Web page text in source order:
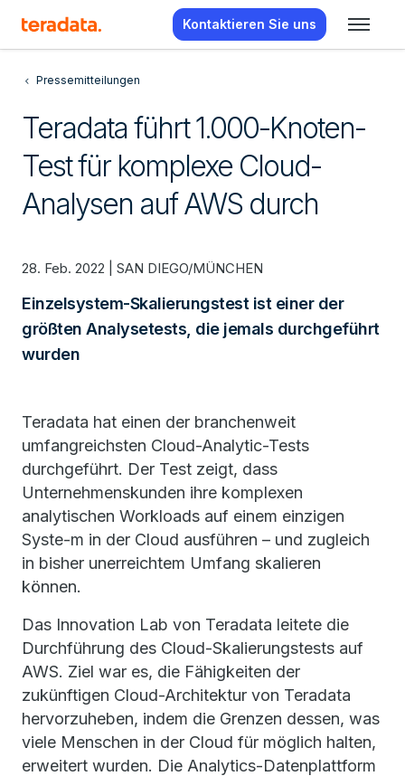
Kontaktieren Sie uns
Pressemitteilungen
Teradata führt 1.000-Knoten-
Test für komplexe Cloud-
Analysen auf AWS durch
28. Feb. 2022 | SAN DIEGO/MÜNCHEN
Einzelsystem-Skalierungstest ist einer der
größten Analysetests, die jemals durchgeführt
wurden
Teradata hat einen der branchenweit
umfangreichsten Cloud-Analytic-Tests
durchgeführt. Der Test zeigt, dass
Unternehmenskunden ihre komplexen
analytischen Workloads auf einem einzigen
Syste-m in der Cloud ausführen – und zugleich
in bisher unerreichtem Umfang skalieren
können.
Das Innovation Lab von Teradata leitete die
Durchführung des Cloud-Skalierungstests auf
AWS. Ziel war es, die Fähigkeiten der
zukünftigen Cloud-Architektur von Teradata
hervorzuheben, indem die Grenzen dessen, was
viele Menschen in der Cloud für möglich halten,
erweitert wurden. Die Analytics-Datenplattform